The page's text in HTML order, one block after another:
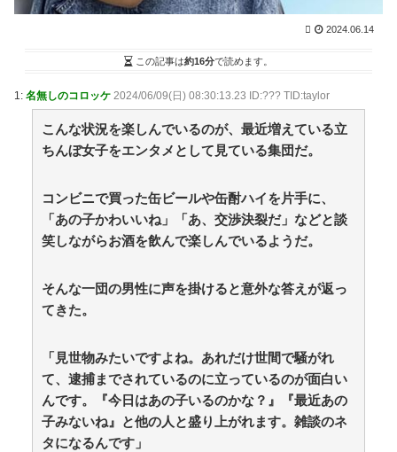
【悲報】電車乗り込みぼく「おっ、可愛いミニスカＯ
Ｌちゃんの隣あいてんじゃん！座ったろ！」⇒！ / NEW
【議論】「宇宙の謎」と「死後の世界」って結局どこ
New World Antenna NEW! (8/9 10:27)
ら信じられない言葉が飛び出した… 他 / 2chnaviヘッド
ライン (12/24 07:00)
三十路女子の仕事と恋、その先にあった本音
森香澄アナ ボディコン、谷間、セクシーショッ
【新公用車】高市早苗首相、推定3000万円以上のSUV
タイプ 贅を尽くした後部座席でたばこを吸うのが至福
の時間か どんどん延びる乗車時間 / 5chまとめMAP(総
元ジャンポケ斎藤さん、求刑直後微妙な髪形でライブ
配信してギフトをねだる / 5chまとめMAP(総合) NEW!
(8/9 11:09)
本来悪い意味じゃないのにもはやマイナスイメージし
かない言葉ｗｗｗ / 5chまとめMAP(総合) NEW! (8/9 11:07)
【朗報】みい山作者・亜月ねねちゃんがチョロくて可
2024.06.14
この記事は約16分で読めます。
1: 名無しのコロッケ 2024/06/09(日) 08:30:13.23 ID:??? TID:taylor
こんな状況を楽しんでいるのが、最近増えている立
ちんぼ女子をエンタメとして見ている集団だ。
コンビニで買った缶ビールや缶酎ハイを片手に、
「あの子かわいいね」「あ、交渉決裂だ」などと談
笑しながらお酒を飲んで楽しんでいるようだ。
そんな一団の男性に声を掛けると意外な答えが返っ
てきた。
「見世物みたいですよね。あれだけ世間で騒がれ
て、逮捕までされているのに立っているのが面白い
んです。『今日はあの子いるのかな？』『最近あの
子みないね』と他の人と盛り上がれます。雑談のネ
タになるんです」